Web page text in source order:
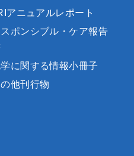
アニュアルレポート
スポンシブル・ケア報告
に関する情報小冊子
他刊行物